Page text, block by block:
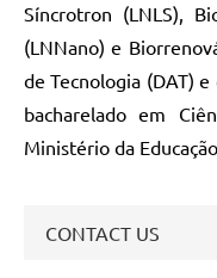
Síncrotron (LNLS),
(LNNano) e
de Tecnologia (DAT)
bacharelado em
Ministério da
CONTACT US